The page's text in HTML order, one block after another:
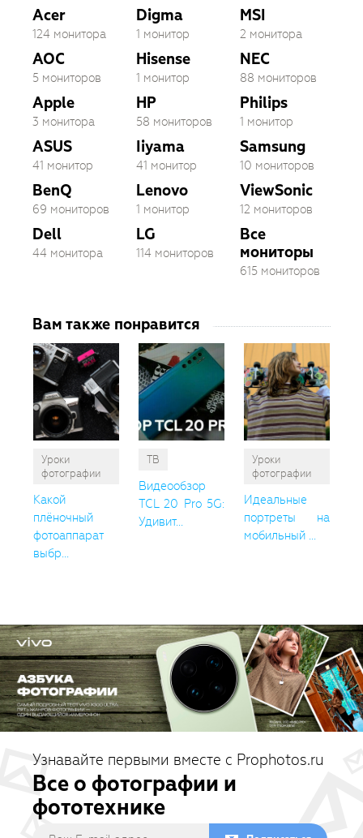
Acer
124 монитора
AOC
5 мониторов
Apple
3 монитора
ASUS
41 монитор
BenQ
69 мониторов
Dell
44 монитора
Digma
1 монитор
Hisense
1 монитор
HP
58 мониторов
Iiyama
41 монитор
Lenovo
1 монитор
LG
114 мониторов
MSI
2 монитора
NEC
88 мониторов
Philips
1 монитор
Samsung
10 мониторов
ViewSonic
12 мониторов
Все
мониторы
615 мониторов
Вам также понравится
Уроки
фотографии
Какой
плёночный
фотоаппарат
выбр...
ТВ
Видеообзор
TCL 20 Pro 5G:
Удивит...
Уроки
фотографии
Идеальные
портреты на
мобильный ...
Узнавайте первыми вместе с Prophotos.ru
Все о фотографии и
фототехнике